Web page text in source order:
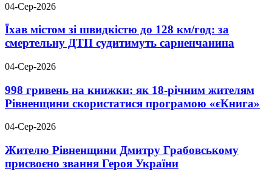
04-Сер-2026
Їхав містом зі швидкістю до 128 км/год: за
смертельну ДТП судитимуть сарненчанина
04-Сер-2026
998 гривень на книжки: як 18-річним жителям
Рівненщини скористатися програмою «єКнига»
04-Сер-2026
Жителю Рівненщини Дмитру Грабовському
присвоєно звання Героя України